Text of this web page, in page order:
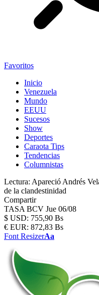
Favoritos
Inicio
Venezuela
Mundo
EEUU
Sucesos
Show
Deportes
Caraota Tips
Tendencias
Columnistas
Lectura: Apareció Andrés
de la clandestinidad
Compartir
TASA BCV Jue 06/08
$ USD: 755,90 Bs
€ EUR: 872,83 Bs
Font ResizerAa